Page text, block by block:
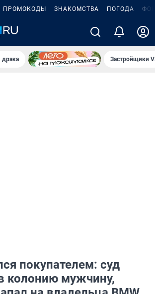
ПРОМОКОДЫ ЗНАКОМСТВА ПОГОДА
драка Застройщики
покупателем: суд
колонию мужчину,